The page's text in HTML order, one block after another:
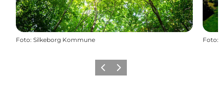
Foto: Silkeborg Kommune Foto:
ZurückWeiter